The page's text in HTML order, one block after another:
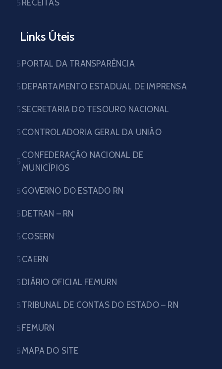
RECEITAS
Links Úteis
PORTAL DA TRANSPARÊNCIA
DEPARTAMENTO ESTADUAL DE IMPRENSA
SECRETARIA DO TESOURO NACIONAL
CONTROLADORIA GERAL DA UNIÃO
CONFEDERAÇÃO NACIONAL DE
MUNICÍPIOS
GOVERNO DO ESTADO RN
DETRAN – RN
COSERN
CAERN
DIÁRIO OFICIAL FEMURN
TRIBUNAL DE CONTAS DO ESTADO – RN
FEMURN
MAPA DO SITE